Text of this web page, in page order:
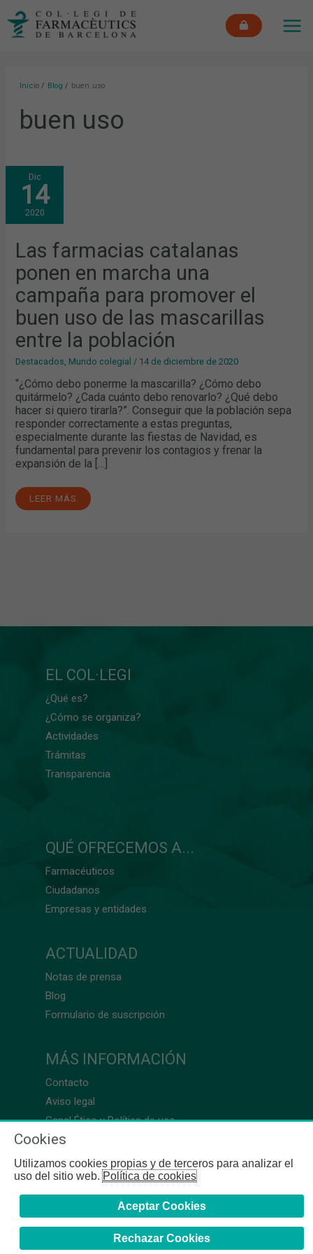
Inicio Blog buen uso
buen uso
Dic
14
2020
Las farmacias catalanas
ponen en marcha una
campaña para promover el
buen uso de las mascarillas
entre la población
Destacados Mundo colegial / 14 de diciembre de 2020
“¿Cómo debo ponerme la mascarilla? ¿Cómo debo
quitármelo? ¿Cada cuánto debo renovarlo? ¿Qué debo
hacer si quiero tirarla?”. Conseguir que la población sepa
responder correctamente a estas preguntas,
especialmente durante las fiestas de Navidad, es
fundamental para prevenir los contagios y frenar la
expansión de la […]
LAS
FARMACIAS
CATALANAS
PONEN
EN
MARCHA
UNA
PARA
PROMOVER
EL
BUEN
USO
LAS
MASCARILLAS
ENTRE
LA
POBLACIÓN
LEER MÁS
EL COL·LEGI
¿Qué es?
¿Cómo se organiza?
Actividades
Trámitas
Transparencia
QUÉ OFRECEMOS A...
Farmacéuticos
Ciudadanos
Empresas y entidades
ACTUALIDAD
Notas de prensa
Blog
Formulario de suscripción
MÁS INFORMACIÓN
Contacto
Aviso legal
Canal Ético y Política de uso
Cookies
Utilizamos cookies propias y de terceros para analizar el
uso del sitio web.Política de cookies
Aceptar Cookies
Rechazar Cookies